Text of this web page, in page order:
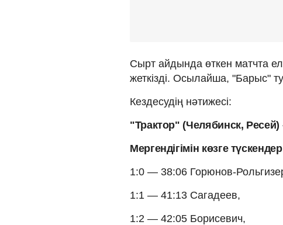
Сырт айдында өткен матчта
жеткізді. Осылайша, "Барыс"
Кездесудің нәтижесі:
"Трактор" (Челябинск,
Мергендігімін көзге
1:0 — 38:06 Горюнов-
1:1 — 41:13 Сагадеев,
1:2 — 42:05 Борисевич,